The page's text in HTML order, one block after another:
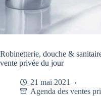
Robinetterie, douche &
vente privée du jour
21 mai 2021
Agenda des ventes